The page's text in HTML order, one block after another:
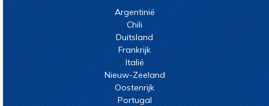
Argentinië
Chili
Duitsland
Frankrijk
Italië
Nieuw-Zeeland
Oostenrijk
Portugal